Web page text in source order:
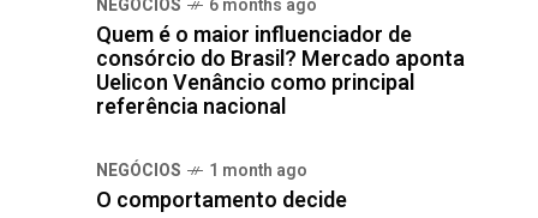
NEGÓCIOS 6 months ago
Quem é o maior influenciador de
consórcio do Brasil? Mercado aponta
Uelicon Venâncio como principal
referência nacional
NEGÓCIOS 1 month ago
O comportamento decide